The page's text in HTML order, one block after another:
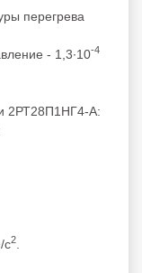
перегрева
- 1,3∙10-4
2РТ28П1НГ4-А:
с2